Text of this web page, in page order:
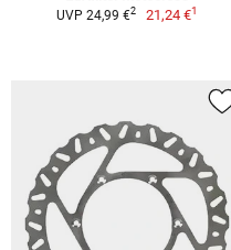
UVP 24,99 €2 21,24 €1